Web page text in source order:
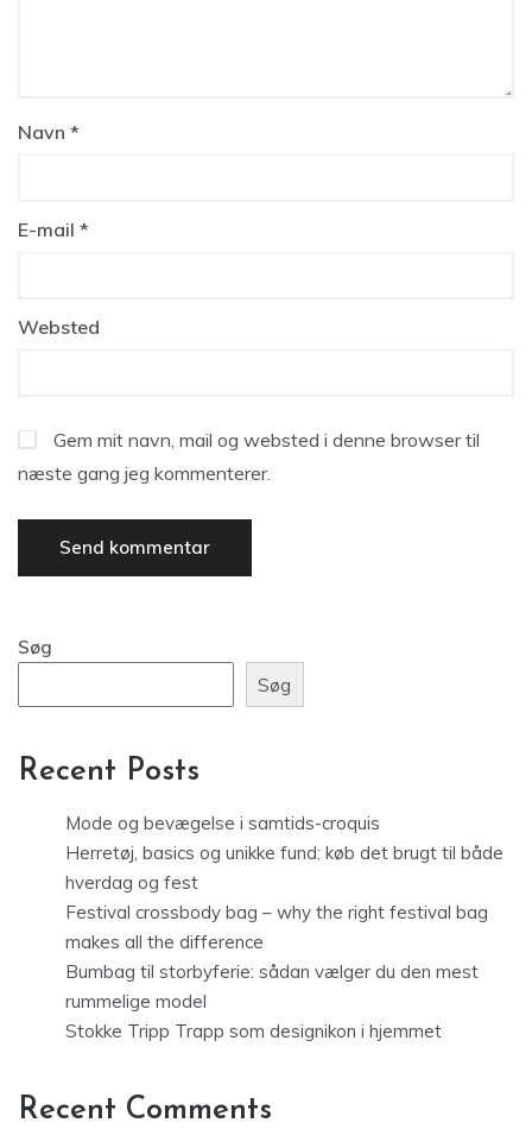
Navn *
E-mail *
Websted
Gem mit navn, mail og websted i denne browser til
næste gang jeg kommenterer.
Søg
Søg
Recent Posts
Mode og bevægelse i samtids-croquis
Herretøj, basics og unikke fund: køb det brugt til både
hverdag og fest
Festival crossbody bag – why the right festival bag
makes all the difference
Bumbag til storbyferie: sådan vælger du den mest
rummelige model
Stokke Tripp Trapp som designikon i hjemmet
Recent Comments